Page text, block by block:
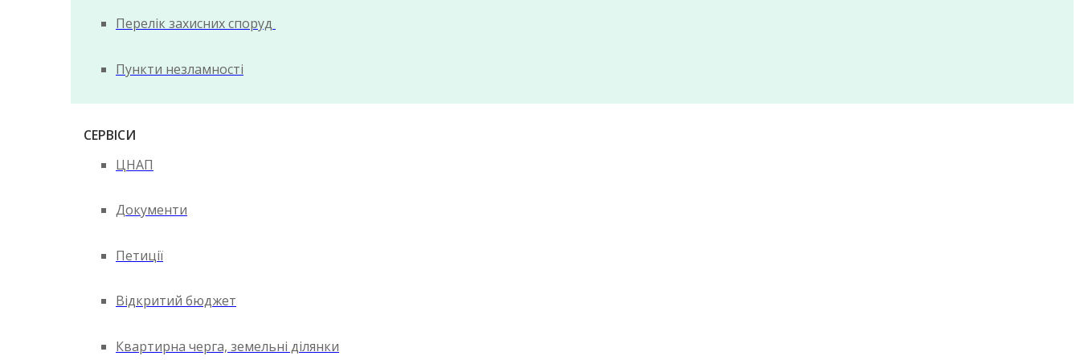
Перелік захисних споруд
Пункти незламності
СЕРВІСИ
ЦНАП
Документи
Петиції
Відкритий бюджет
Квартирна черга, земельні ділянки